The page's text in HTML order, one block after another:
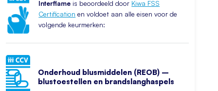
Interflame is beoordeeld door Kiwa FSS
Certification en voldoet aan alle eisen voor de
volgende keurmerken:
Onderhoud blusmiddelen (REOB) –
blustoestellen en brandslanghaspels